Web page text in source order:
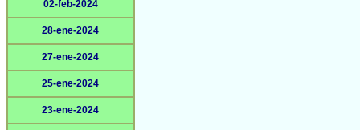
02-feb-2024
28-ene-2024
27-ene-2024
25-ene-2024
23-ene-2024